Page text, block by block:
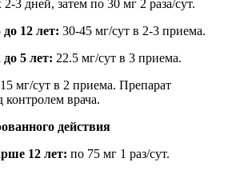
3 дней, затем по 30 мг 2 раза/сут.
до 12 лет: 30-45 мг/сут в 2-3 приема.
до 5 лет: 22.5 мг/сут в 3 приема.
15 мг/сут в 2 приема. Препарат
контролем врача.
действия
12 лет: по 75 мг 1 раз/сут.